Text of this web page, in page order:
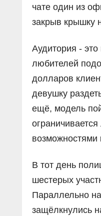
чате один из
закрыв крышку
Аудитория -
любителей
долларов
девушку
ещё, модель
возможностями
В тот день
шестерых
Параллельно
защёлкнулись